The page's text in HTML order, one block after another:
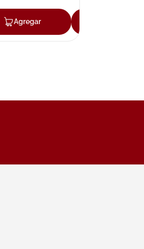
AgregarAgregar